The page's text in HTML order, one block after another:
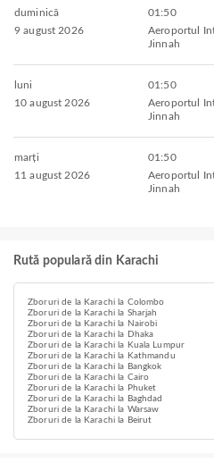
duminică
9 august 2026
01:50
Aeroportul
Jinnah
luni
10 august 2026
01:50
Aeroportul
Jinnah
marți
11 august 2026
01:50
Aeroportul
Jinnah
Rută populară din Karachi
Zboruri de la Karachi la Colombo
Zboruri de la Karachi la Sharjah
Zboruri de la Karachi la Nairobi
Zboruri de la Karachi la Dhaka
Zboruri de la Karachi la Kuala Lumpur
Zboruri de la Karachi la Kathmandu
Zboruri de la Karachi la Bangkok
Zboruri de la Karachi la Cairo
Zboruri de la Karachi la Phuket
Zboruri de la Karachi la Baghdad
Zboruri de la Karachi la Warsaw
Zboruri de la Karachi la Beirut